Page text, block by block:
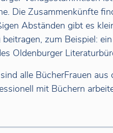
Die Zusammenkünfte
Abständen gibt es
zum Beispiel:
Oldenburger
alle BücherFrauen
mit Büchern